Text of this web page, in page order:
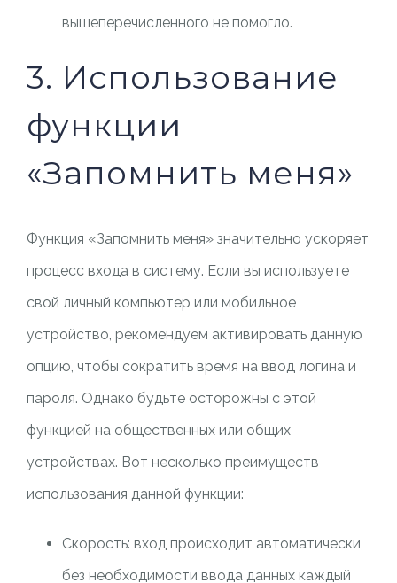
вышеперечисленного не помогло.
3. Использование
функции
«Запомнить меня»
Функция «Запомнить меня» значительно ускоряет
процесс входа в систему. Если вы используете
свой личный компьютер или мобильное
устройство, рекомендуем активировать данную
опцию, чтобы сократить время на ввод логина и
пароля. Однако будьте осторожны с этой
функцией на общественных или общих
устройствах. Вот несколько преимуществ
использования данной функции:
Скорость: вход происходит автоматически,
без необходимости ввода данных каждый